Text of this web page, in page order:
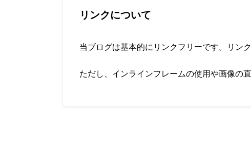
リンクについて
当ブログは基本的にリンクフリーです。リン
ただし、インラインフレームの使用や画像の